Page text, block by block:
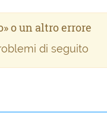
o un altro errore
di seguito